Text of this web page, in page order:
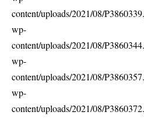
content/uploads/2021/08/
wp-
content/uploads/2021/08/
wp-
content/uploads/2021/08/
wp-
content/uploads/2021/08/